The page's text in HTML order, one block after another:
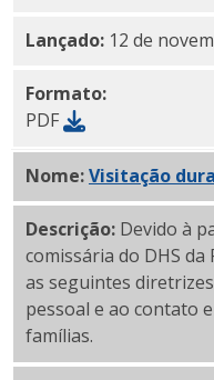
Lançado: 12 de
Formato:
PDF
Nome:Visitação
Descrição: Devido à
comissária do DHS
as seguintes
pessoal e ao contato
famílias.